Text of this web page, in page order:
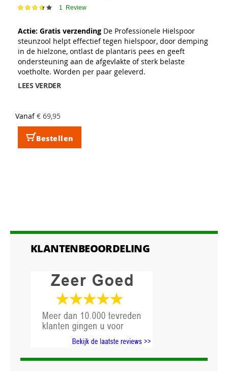
Waardering: 1 Review
Actie: Gratis verzending De Professionele Hielspoor
steunzool helpt effectief tegen hielspoor, door demping
in de hielzone, ontlast de plantaris pees en geeft
ondersteuning aan de afgevlakte of sterk belaste
voetholte. Worden per paar geleverd.
LEES VERDER
Vanaf € 69,95
Bestellen
KLANTENBEOORDELING